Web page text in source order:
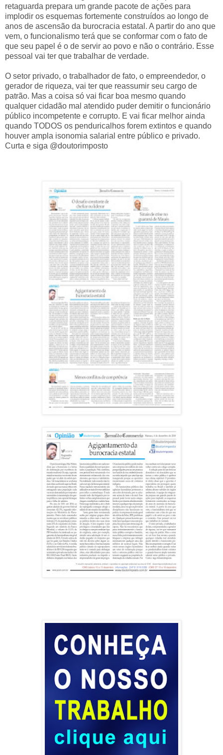
retaguarda prepara um grande pacote de ações para
implodir os esquemas fortemente construídos ao longo de
anos de ascensão da burocracia estatal. A partir do ano que
vem, o funcionalismo terá que se conformar com o fato de
que seu papel é o de servir ao povo e não o contrário. Esse
pessoal vai ter que trabalhar de verdade.
O setor privado, o trabalhador de fato, o empreendedor, o
gerador de riqueza, vai ter que reassumir seu cargo de
patrão. Mas a coisa só vai ficar boa mesmo quando
qualquer cidadão mal atendido puder demitir o funcionário
público incompetente e corrupto. E vai ficar melhor ainda
quando TODOS os penduricalhos forem extintos e quando
houver ampla isonomia salarial entre público e privado.
Curta e siga @doutorimposto